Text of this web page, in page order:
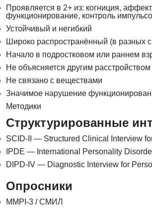
Проявляется в 2+ из: когниция,
функционирование, контроль
Устойчивый и негибкий
Широко распространённый (в разных
Начало в подростковом или раннем
Не объясняется другим расстройством
Не связано с веществами
Значимое нарушение
Методики
Структурированные
SCID-II — Structured Clinical Interview
IPDE — International Personality
DIPD-IV — Diagnostic Interview for
Опросники
MMPI-3 / СМИЛ